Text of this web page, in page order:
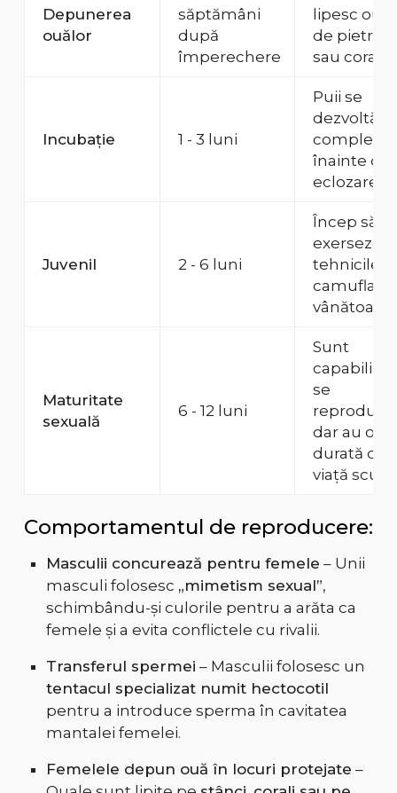
Depunerea
ouălor
săptămâni
după
împerechere
lipesc
de pietre
sau corali.
Incubație 1 - 3 luni
Puii se
dezvoltă
complet
înainte de
eclozare.
Juvenil 2 - 6 luni
Încep să își
exerseze
tehnicile
camuflaj și
vânătoare.
Maturitate
sexuală
6 - 12 luni
Sunt
capabili să
se
reproducă,
dar au o
durată de
viață
Comportamentul de reproducere:
Masculii concurează pentru femele – Unii
masculi folosesc „mimetism sexual”,
schimbându-și culorile pentru a arăta ca
femele și a evita conflictele cu rivalii.
Transferul spermei – Masculii folosesc un
tentacul specializat numit hectocotil
pentru a introduce sperma în cavitatea
mantalei femelei.
Femelele depun ouă în locuri protejate –